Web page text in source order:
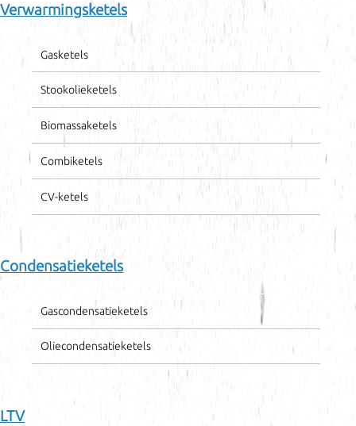
Verwarmingsketels
Gasketels
Stookolieketels
Biomassaketels
Combiketels
CV-ketels
Condensatieketels
Gascondensatieketels
Oliecondensatieketels
LTV